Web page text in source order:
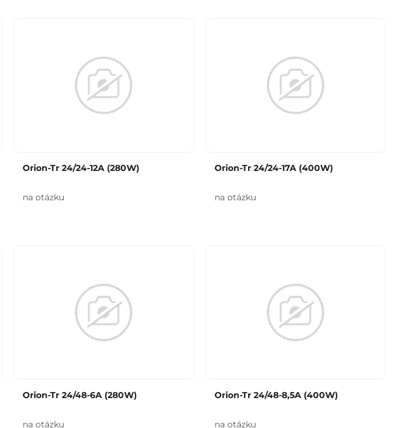
Orion-Tr 24/24-12A (280W)
na otázku
Orion-Tr 24/24-17A (400W)
na otázku
Orion-Tr 24/48-6A (280W)
na otázku
Orion-Tr 24/48-8,5A (400W)
na otázku